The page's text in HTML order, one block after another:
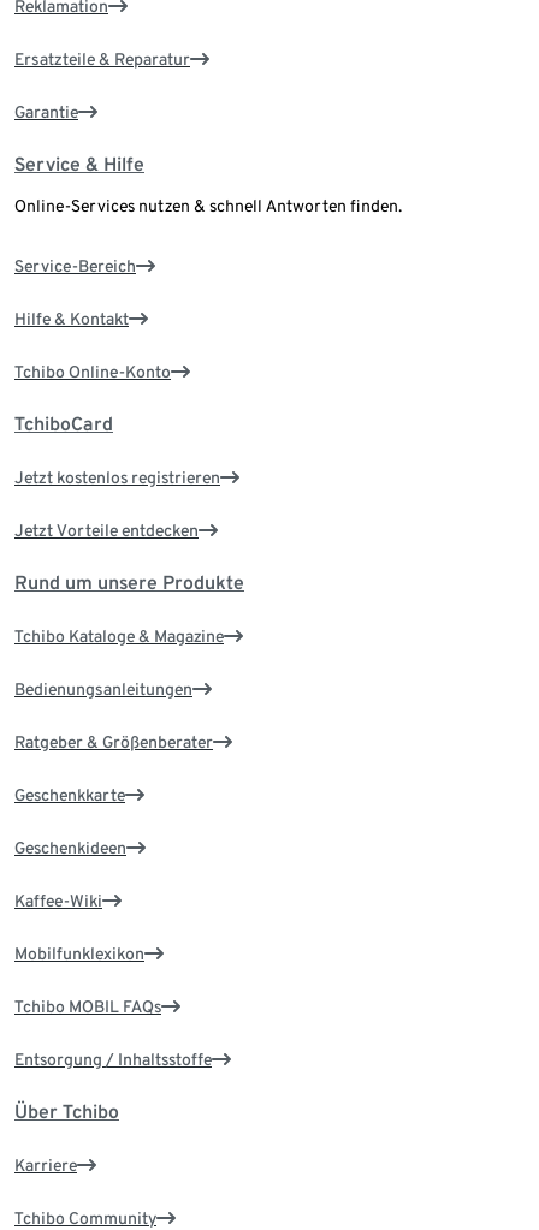
Reklamation
Ersatzteile & Reparatur
Garantie
Service & Hilfe
Online-Services nutzen & schnell Antworten finden.
Service-Bereich
Hilfe & Kontakt
Tchibo Online-Konto
TchiboCard
Jetzt kostenlos registrieren
Jetzt Vorteile entdecken
Rund um unsere Produkte
Tchibo Kataloge & Magazine
Bedienungsanleitungen
Ratgeber & Größenberater
Geschenkkarte
Geschenkideen
Kaffee-Wiki
Mobilfunklexikon
Tchibo MOBIL FAQs
Entsorgung / Inhaltsstoffe
Über Tchibo
Karriere
Tchibo Community